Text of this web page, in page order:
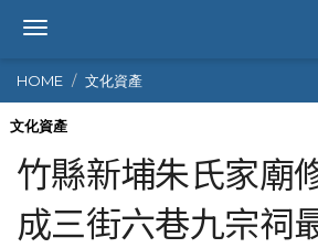
T
g
g
l
n
a
v
i
HOME 文化資產
文化資產
竹縣新埔朱氏家廟
成三街六巷九宗祠